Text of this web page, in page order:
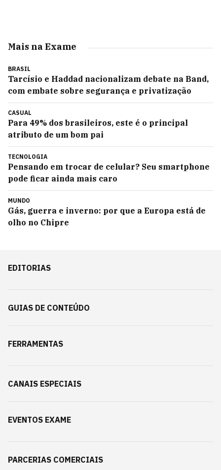
Mais na Exame
BRASIL
Tarcísio e Haddad nacionalizam debate na Band,
com embate sobre segurança e privatização
CASUAL
Para 49% dos brasileiros, este é o principal
atributo de um bom pai
TECNOLOGIA
Pensando em trocar de celular? Seu smartphone
pode ficar ainda mais caro
MUNDO
Gás, guerra e inverno: por que a Europa está de
olho no Chipre
EDITORIAS
GUIAS DE CONTEÚDO
FERRAMENTAS
CANAIS ESPECIAIS
EVENTOS EXAME
PARCERIAS COMERCIAIS